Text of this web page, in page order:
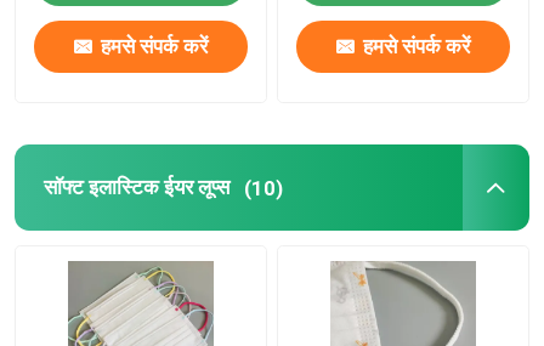
हमसे संपर्क करें हमसे संपर्क करें
सॉफ्ट इलास्टिक ईयर लूप्स (10)